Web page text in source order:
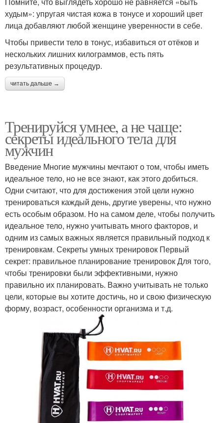
худым»: упругая чистая кожа в тонусе и хороший цвет
лица добавляют любой женщине уверенности в себе.
Чтобы привести тело в тонус, избавиться от отёков и
нескольких лишних килограммов, есть пять
результативных процедур.
читать дальше →
Тренируйся умнее, а не чаще:
секреты идеального тела для
мужчин
Введение Многие мужчины мечтают о том, чтобы иметь
идеальное тело, но не все знают, как этого добиться.
Одни считают, что для достижения этой цели нужно
тренироваться каждый день, другие уверены, что нужно
есть особым образом. Но на самом деле, чтобы получить
идеальное тело, нужно учитывать много факторов, и
одним из самых важных является правильный подход к
тренировкам. Секреты умных тренировок Первый
секрет: правильное планирование тренировок Для того,
чтобы тренировки были эффективными, нужно
правильно их планировать. Важно учитывать не только
цели, которые вы хотите достичь, но и свою физическую
форму, возраст, особенности организма и т.д.